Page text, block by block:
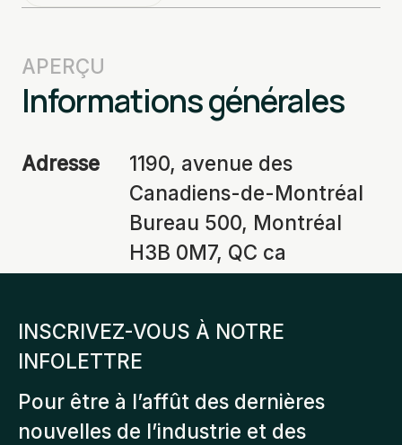
APERÇU
Informations générales
Adresse
1190, avenue des
Canadiens-de-Montréal
Bureau 500, Montréal
H3B 0M7, QC ca
INSCRIVEZ-VOUS À NOTRE
INFOLETTRE
Pour être à l’affût des dernières
nouvelles de l’industrie et des